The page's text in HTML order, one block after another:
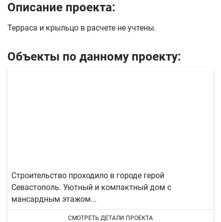
Описание проекта:
Терраса и крыльцо в расчете не учтены.
Объекты по данному проекту:
Строительство проходило в городе герой
Севастополь. Уютный и компактный дом с
мансардным этажом...
СМОТРЕТЬ ДЕТАЛИ ПРОЕКТА